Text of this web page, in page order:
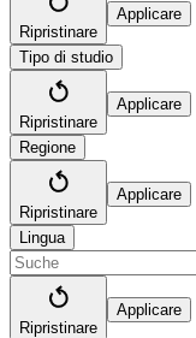
Ripristinare
Applicare
Tipo di studio
Ripristinare
Applicare
Regione
Ripristinare
Applicare
Lingua
Ripristinare
Applicare